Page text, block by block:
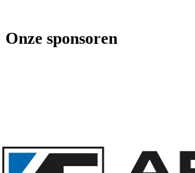
Onze sponsoren